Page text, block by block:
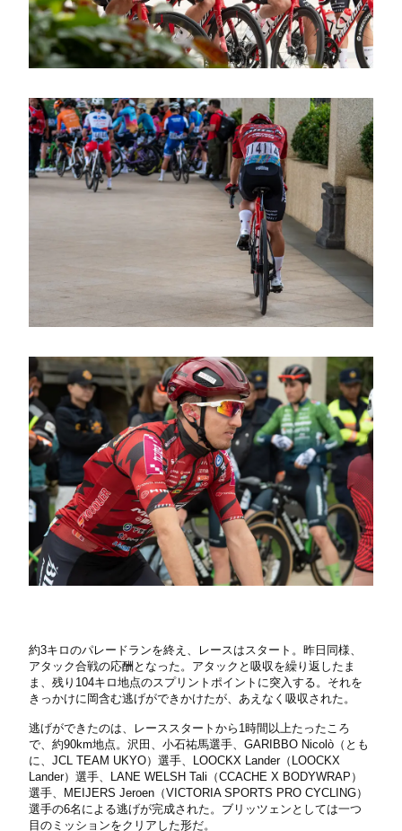
約3キロのパレードランを終え、レースはスタート。昨日同様、
アタック合戦の応酬となった。アタックと吸収を繰り返したま
ま、残り104キロ地点のスプリントポイントに突入する。それを
きっかけに岡含む逃げができかけたが、あえなく吸収された。
逃げができたのは、レーススタートから1時間以上たったころ
で、約90km地点。沢田、小石祐馬選手、GARIBBO Nicolò（とも
に、JCL TEAM UKYO）選手、LOOCKX Lander（LOOCKX
Lander）選手、LANE WELSH Tali（CCACHE X BODYWRAP）
選手、MEIJERS Jeroen（VICTORIA SPORTS PRO CYCLING）
選手の6名による逃げが完成された。ブリッツェンとしては一つ
目のミッションをクリアした形だ。